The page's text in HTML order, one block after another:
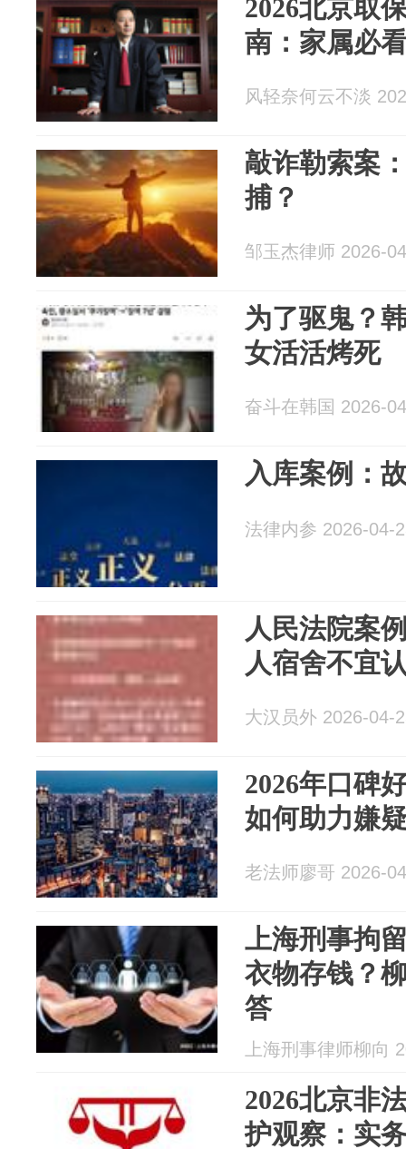
2026北京取
南：家属必
风轻奈何云不淡
敲诈勒索案
捕？
邹玉杰律师 2026-
为了驱鬼？
女活活烤死
奋斗在韩国 2026-
入库案例：
法律内参 2026-04-
人民法院案
人宿舍不宜
大汉员外 2026-04-
2026年口碑
如何助力嫌
老法师廖哥 2026-
上海刑事拘
衣物存钱？
答
上海刑事律师柳向
2026北京非
护观察：实